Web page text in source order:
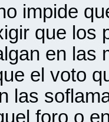
impide
que los
en las
el voto
las
foro o